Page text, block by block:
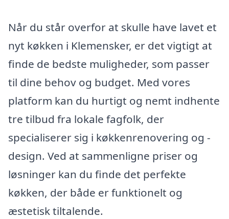
Når du står overfor at skulle have lavet et
nyt køkken i Klemensker, er det vigtigt at
finde de bedste muligheder, som passer
til dine behov og budget. Med vores
platform kan du hurtigt og nemt indhente
tre tilbud fra lokale fagfolk, der
specialiserer sig i køkkenrenovering og -
design. Ved at sammenligne priser og
løsninger kan du finde det perfekte
køkken, der både er funktionelt og
æstetisk tiltalende.